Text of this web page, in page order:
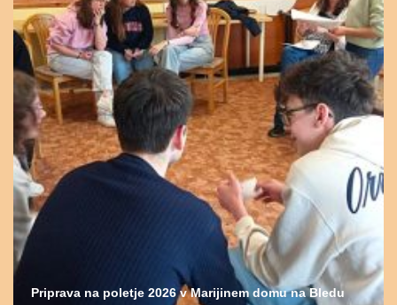
Priprava na poletje 2026 v Marijinem domu na Bledu